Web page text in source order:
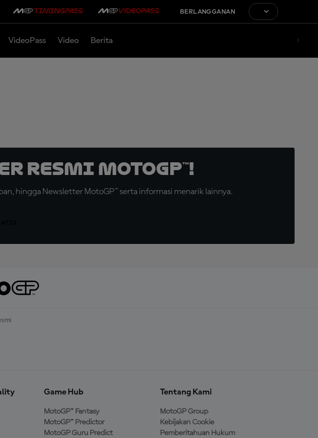
BERLANGGANAN
VideoPass Video Berita
Resmi MotoGP™!
hingga Newsletter MotoGP™ serta informasi menarik lainnya.
Game Hub
MotoGP™ Fantasy
MotoGP™ Predictor
MotoGP Guru Predict
Tentang Kami
MotoGP Group
Kebijakan Cookie
Pemberitahuan Hukum